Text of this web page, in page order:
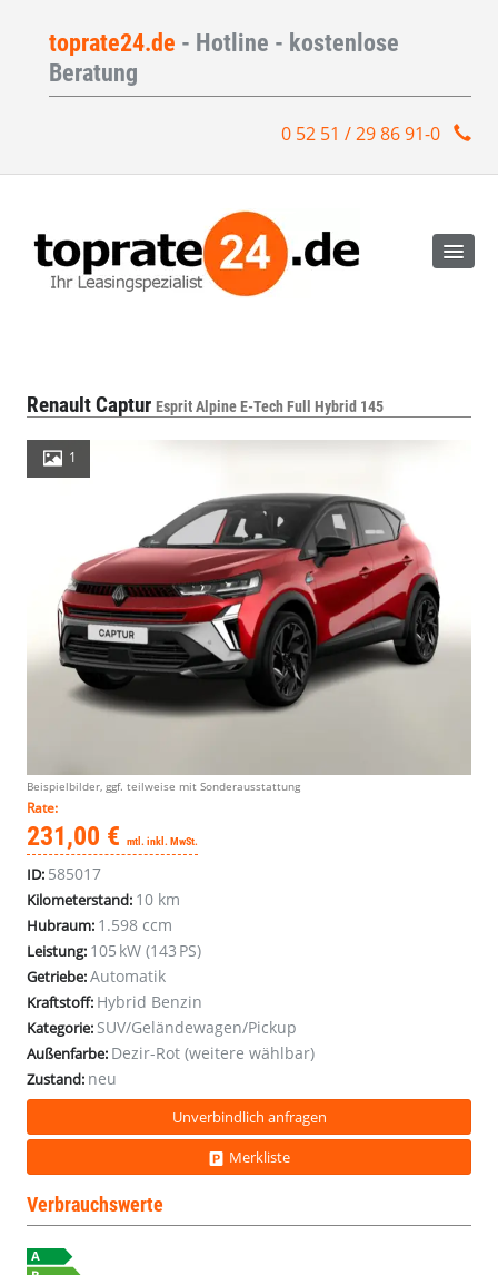
toprate24.de - Hotline - kostenlose
Beratung
0 52 51 / 29 86 91-0
Renault Captur Esprit Alpine E-Tech Full Hybrid 145
1
Beispielbilder, ggf. teilweise mit Sonderausstattung
Rate:
231,00 € mtl. inkl. MwSt.
ID: 585017
Kilometerstand: 10 km
Hubraum: 1.598 ccm
Leistung: 105 kW (143 PS)
Getriebe:Automatik
Kraftstoff: Hybrid Benzin
Kategorie: SUV/Geländewagen/Pickup
Außenfarbe: Dezir-Rot (weitere wählbar)
Zustand: neu
Unverbindlich anfragen
Merkliste
Verbrauchswerte